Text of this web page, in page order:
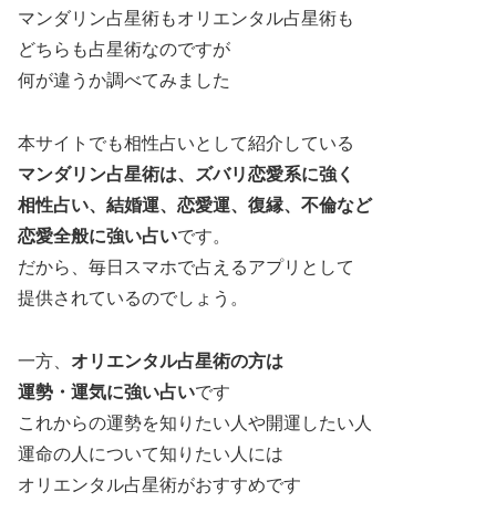
マンダリン占星術もオリエンタル占星術も
どちらも占星術なのですが
何が違うか調べてみました
本サイトでも相性占いとして紹介している
マンダリン占星術は、ズバリ恋愛系に強く
相性占い、結婚運、恋愛運、復縁、不倫など
恋愛全般に強い占いです。
だから、毎日スマホで占えるアプリとして
提供されているのでしょう。
一方、 オリエンタル占星術の方は
運勢・運気に強い占いです
これからの運勢を知りたい人や開運したい人
運命の人について知りたい人には
オリエンタル占星術がおすすめです